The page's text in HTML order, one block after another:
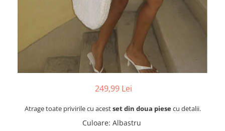
249,99 Lei
Atrage toate privirile cu acestset din doua piesecu detalii.
Culoare: Albastru